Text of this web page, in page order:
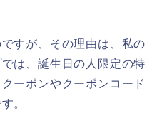
すが、その理由は、私の
は、誕生日の人限定の特
ーポンやクーポンコード
。